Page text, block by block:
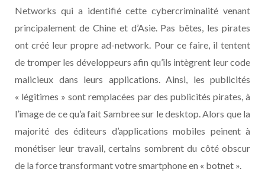
Networks qui a identifié cette cybercriminalité venant
principalement de Chine et d’Asie. Pas bêtes, les pirates
ont créé leur propre ad-network. Pour ce faire, il tentent
de tromper les développeurs afin qu’ils intègrent leur code
malicieux dans leurs applications. Ainsi, les publicités
« légitimes » sont remplacées par des publicités pirates, à
l’image de ce qu’a fait Sambree sur le desktop. Alors que la
majorité des éditeurs d’applications mobiles peinent à
monétiser leur travail, certains sombrent du côté obscur
de la force transformant votre smartphone en « botnet ».